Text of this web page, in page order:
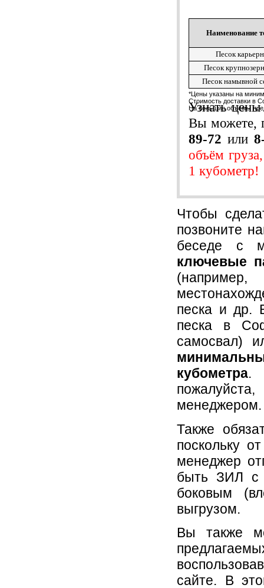
Наименование
Песок
Песок
Песок намывной
*Цены указаны на
Стоимость доставки в
На большие объёмы
Узнать
Вы можете,
89-72 или
объём
1 кубометр!
Чтобы
позвоните
беседе с
ключевые
песка и др.
песка в
самосвал)
кубометра.
менеджером.
Также
поскольку
менеджер
быть ЗИЛ с
боковым
выгрузом.
Вы также
сайте. В